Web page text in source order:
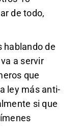
de todo,
hablando de
a servir
que
ley más anti-
si que